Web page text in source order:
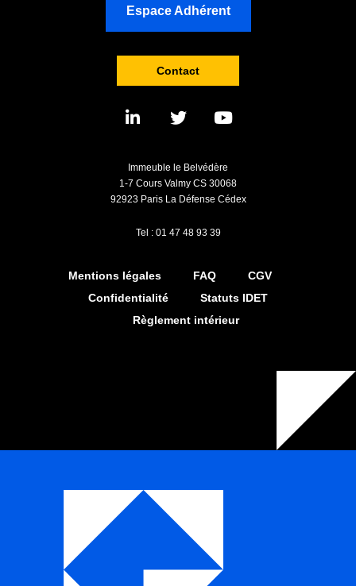
Espace Adhérent
Contact
Immeuble le Belvédère
1-7 Cours Valmy CS 30068
92923 Paris La Défense Cédex
Tel : 01 47 48 93 39
Mentions légales FAQ
CGV
Confidentialité
Statuts IDET
Règlement intérieur